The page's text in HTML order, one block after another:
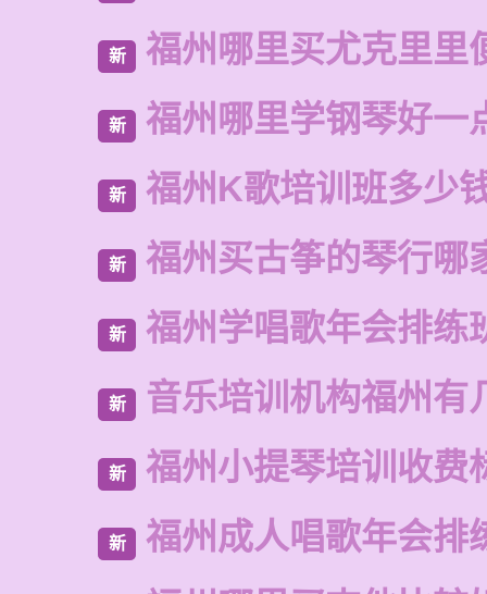
新 福州哪里买尤克里里
新 福州哪里学钢琴好一
新 福州K歌培训班多少
新 福州买古筝的琴行哪
新 福州学唱歌年会排练
新 音乐培训机构福州有
新 福州小提琴培训收费
新 福州成人唱歌年会排